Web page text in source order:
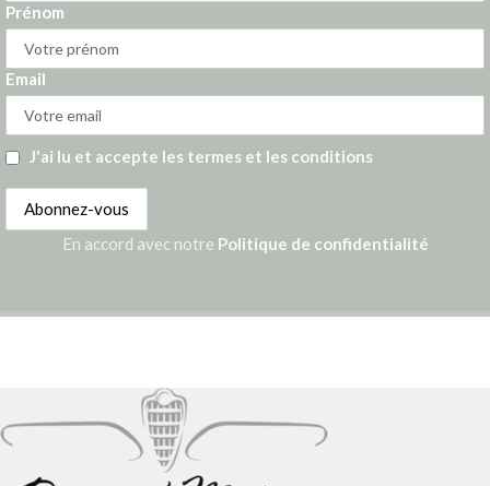
Prénom
Email
J'ai lu et accepte les termes et les conditions
En accord avec notre Politique de confidentialité